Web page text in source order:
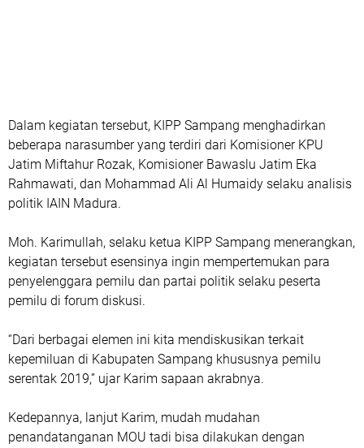
Dalam kegiatan tersebut, KIPP Sampang menghadirkan
beberapa narasumber yang terdiri dari Komisioner KPU
Jatim Miftahur Rozak, Komisioner Bawaslu Jatim Eka
Rahmawati, dan Mohammad Ali Al Humaidy selaku analisis
politik IAIN Madura.
Moh. Karimullah, selaku ketua KIPP Sampang menerangkan,
kegiatan tersebut esensinya ingin mempertemukan para
penyelenggara pemilu dan partai politik selaku peserta
pemilu di forum diskusi.
“Dari berbagai elemen ini kita mendiskusikan terkait
kepemiluan di Kabupaten Sampang khususnya pemilu
serentak 2019,” ujar Karim sapaan akrabnya.
Kedepannya, lanjut Karim, mudah mudahan
penandatanganan MOU tadi bisa dilakukan dengan